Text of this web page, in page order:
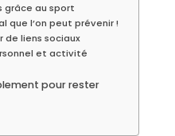
grâce au sport
que l’on peut prévenir !
liens sociaux
et activité
pour rester